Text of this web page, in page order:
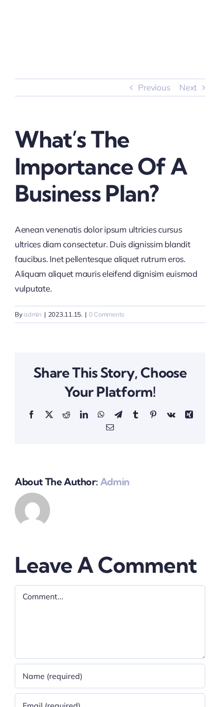
Previous Next
What’s The
Importance Of A
Business Plan?
Aenean venenatis dolor ipsum ultricies cursus
ultrices diam consectetur. Duis dignissim blandit
faucibus. Inet pellentesque aliquet rutrum eros.
Aliquam aliquet mauris eleifend dignisim euismod
vulputate.
Byadmin | 2023.11.15. | 0 Comments
Share This Story, Choose
Your Platform!
Facebook
X RedditLinkedInWhatsApp
TelegramTumblrPinterestVk
Xing
Email
About The Author: Admin
Leave A Comment
Comment